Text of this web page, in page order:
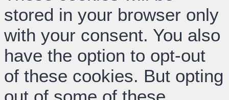
stored in your browser only
with your consent. You also
have the option to opt-out
of these cookies. But opting